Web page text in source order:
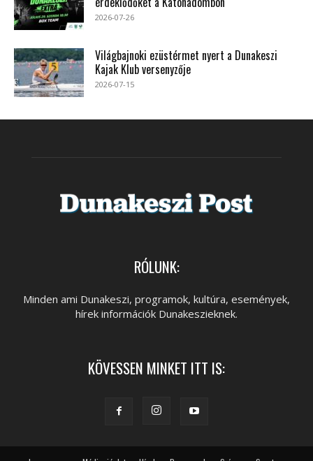
2026-07-26
Világbajnoki ezüstérmet nyert a Dunakeszi
Kajak Klub versenyzője
2026-07-15
RÓLUNK:
Minden ami Dunakeszi, programok, kultúra, események,
hírek információk Dunakeszieknek.
KÖVESSEN MINKET ITT IS: